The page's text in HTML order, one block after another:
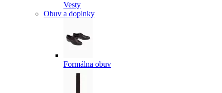
Vesty
Obuv a doplnky
Formálna obuv